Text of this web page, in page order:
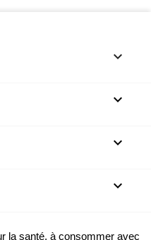
keyboard_arrow_down



la santé, à consommer avec